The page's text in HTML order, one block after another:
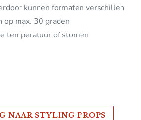
kunnen formaten verschillen
op max. 30 graden
temperatuur of stomen
NAAR STYLING PROPS